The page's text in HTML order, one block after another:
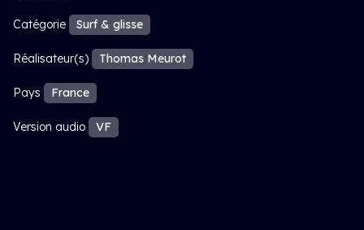
Catégorie Surf & glisse
Réalisateur(s) Thomas Meurot
Pays France
Version audio VF